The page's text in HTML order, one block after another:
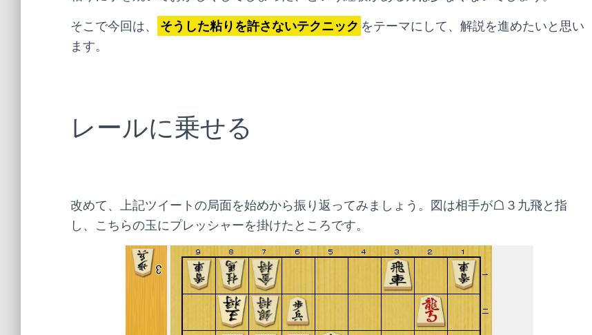
そこで今回は、 そうした粘りを許さないテクニック をテーマにして、解説を進めたいと思い
ます。
レールに乗せる
改めて、上記ツイートの局面を始めから振り返ってみましょう。図は相手が☖３九飛と指
し、こちらの玉にプレッシャーを掛けたところです。